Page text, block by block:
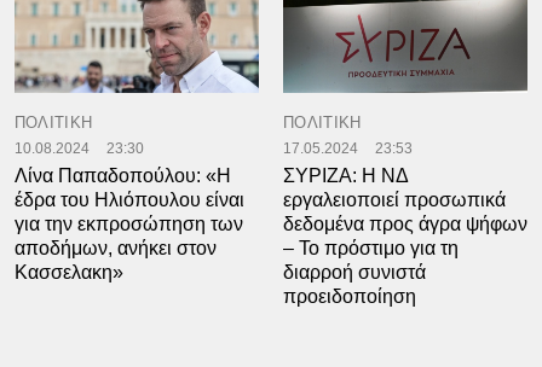
ΠΟΛΙΤΙΚΗ
10.08.2024 23:30
Λίνα Παπαδοπούλου: «Η
έδρα του Ηλιόπουλου είναι
για την εκπροσώπηση των
αποδήμων, ανήκει στον
Κασσελακη»
ΠΟΛΙΤΙΚΗ
17.05.2024 23:53
ΣΥΡΙΖΑ: Η ΝΔ
εργαλειοποιεί προσωπικά
δεδομένα προς άγρα ψήφων
– Το πρόστιμο για τη
διαρροή συνιστά
προειδοποίηση